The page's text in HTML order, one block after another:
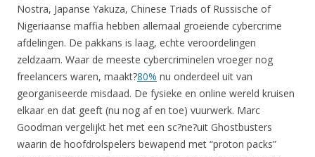
Nostra, Japanse Yakuza, Chinese Triads of Russische of
Nigeriaanse maffia hebben allemaal groeiende cybercrime
afdelingen. De pakkans is laag, echte veroordelingen
zeldzaam. Waar de meeste cybercriminelen vroeger nog
freelancers waren, maakt?80% nu onderdeel uit van
georganiseerde misdaad. De fysieke en online wereld kruisen
elkaar en dat geeft (nu nog af en toe) vuurwerk. Marc
Goodman vergelijkt het met een sc?ne?uit Ghostbusters
waarin de hoofdrolspelers bewapend met “proton packs”